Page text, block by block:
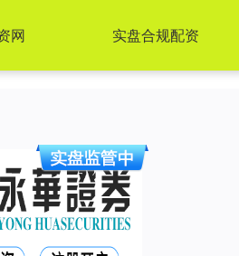
网 实盘合规配资